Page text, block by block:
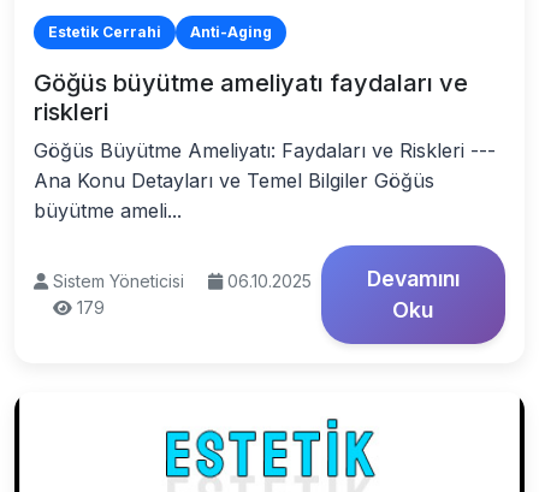
Estetik Cerrahi Anti-Aging
Göğüs büyütme ameliyatı faydaları ve
riskleri
Göğüs Büyütme Ameliyatı: Faydaları ve Riskleri ---
Ana Konu Detayları ve Temel Bilgiler Göğüs
büyütme ameli...
Sistem Yöneticisi
06.10.2025
179
Devamını
Oku